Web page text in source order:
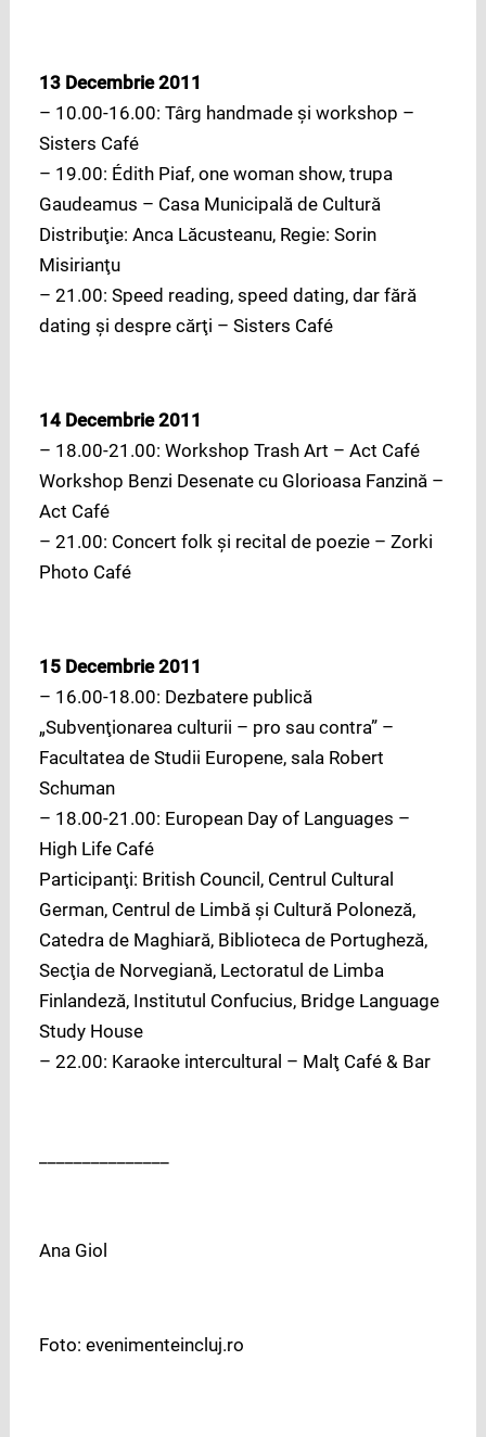
13 Decembrie 2011
– 10.00-16.00: Târg handmade și workshop –
Sisters Café
– 19.00: Édith Piaf, one woman show, trupa
Gaudeamus – Casa Municipală de Cultură
Distribuţie: Anca Lăcusteanu, Regie: Sorin
Misirianţu
– 21.00: Speed reading, speed dating, dar fără
dating şi despre cărţi – Sisters Café
14 Decembrie 2011
– 18.00-21.00: Workshop Trash Art – Act Café
Workshop Benzi Desenate cu Glorioasa Fanzină –
Act Café
– 21.00: Concert folk şi recital de poezie – Zorki
Photo Café
15 Decembrie 2011
– 16.00-18.00: Dezbatere publică
„Subvenţionarea culturii – pro sau contra” –
Facultatea de Studii Europene, sala Robert
Schuman
– 18.00-21.00: European Day of Languages –
High Life Café
Participanţi: British Council, Centrul Cultural
German, Centrul de Limbă şi Cultură Poloneză,
Catedra de Maghiară, Biblioteca de Portugheză,
Secţia de Norvegiană, Lectoratul de Limba
Finlandeză, Institutul Confucius, Bridge Language
Study House
– 22.00: Karaoke intercultural – Malţ Café & Bar
Ana Giol
Foto: evenimenteincluj.ro